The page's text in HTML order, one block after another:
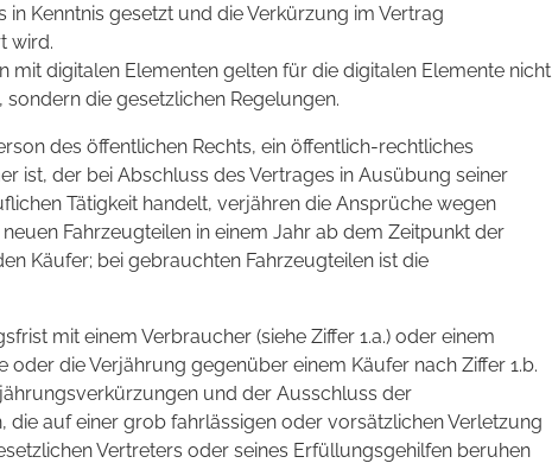
Kenntnis gesetzt und die Verkürzung im Vertrag
wird.
mit digitalen Elementen gelten für die digitalen Elemente nicht
die gesetzlichen Regelungen.
des öffentlichen Rechts, ein öffentlich-rechtliches
ist, der bei Abschluss des Vertrages in Ausübung seiner
Tätigkeit handelt, verjähren die Ansprüche wegen
Fahrzeugteilen in einem Jahr ab dem Zeitpunkt der
Käufer; bei gebrauchten Fahrzeugteilen ist die
mit einem Verbraucher (siehe Ziffer 1.a.) oder einem
oder die Verjährung gegenüber einem Käufer nach Ziffer 1.b.
und der Ausschluss der
auf einer grob fahrlässigen oder vorsätzlichen Verletzung
Vertreters oder seines Erfüllungsgehilfen beruhen